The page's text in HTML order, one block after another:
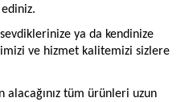
ya da kendinize
ve hizmet kalitemizi sizlere
alacağınız tüm ürünleri uzun